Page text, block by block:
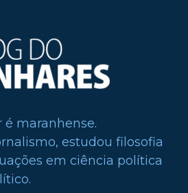
é maranhense.
estudou filosofia
em ciência política